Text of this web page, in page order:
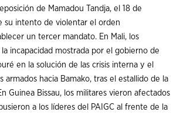
de Mamadou Tandja, el 18 de
su intento de violentar el orden
un tercer mandato. En Mali, los
incapacidad mostrada por el gobierno de
en la solución de las crisis interna y el
armados hacia Bamako, tras el estallido de la
Guinea Bissau, los militares vieron afectados
a los líderes del PAIGC al frente de la